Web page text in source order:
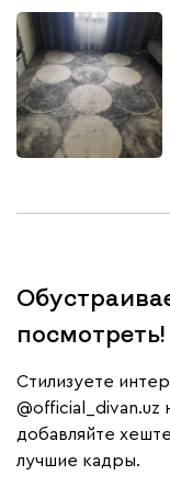
посмотреть!
Cтилизуете
@official_divan.uz
добавляйте
лучшие кадры.